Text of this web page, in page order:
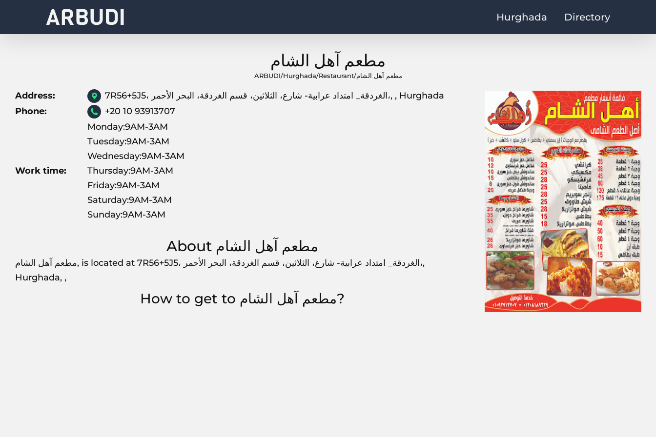
content
Hurghada Directory
مطعم آهل الشام
ARBUDI/Hurghada/Restaurant/مطعم آهل الشام
Address:
7R56+5J5، الغردقة_ امتداد عرابية- شارع، الثلاثين، قسم الغردقة، البحر الأحمر،, , Hurghada
Phone:
+20 10 93913707
Work time:
Monday:9AM-3AM
Tuesday:9AM-3AM
Wednesday:9AM-3AM
Thursday:9AM-3AM
Friday:9AM-3AM
Saturday:9AM-3AM
Sunday:9AM-3AM
About مطعم آهل الشام
مطعم آهل الشام, is located at 7R56+5J5، الغردقة_ امتداد عرابية- شارع، الثلاثين، قسم الغردقة، البحر الأحمر،,
Hurghada, ,
How to get to مطعم آهل الشام?